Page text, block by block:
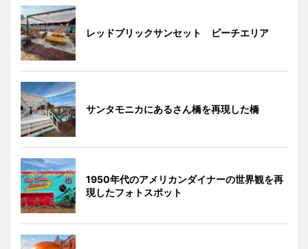
レッドブリックサンセット ビーチエリア
サンタモニカにあるさん橋を再現した橋
1950年代のアメリカンダイナーの世界観を再
現したフォトスポット